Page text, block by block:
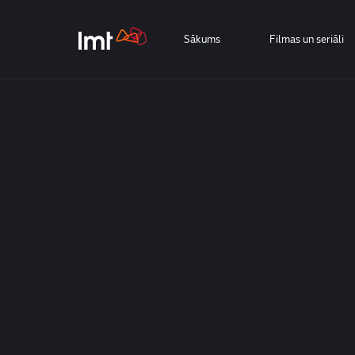
Sākums Filmas un seriāli